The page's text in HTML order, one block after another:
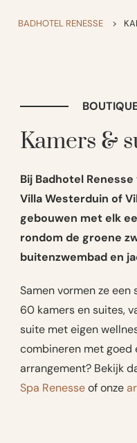
BADHOTEL RENESSE >
Kamers &
Bij Badhotel
Villa Westerduin of
gebouwen met elk
rondom de groene
buitenzwembad en
Samen vormen ze een
60 kamers en suites,
suite met eigen
combineren met goed
arrangement? Bekijk
Spa Renesseof onze